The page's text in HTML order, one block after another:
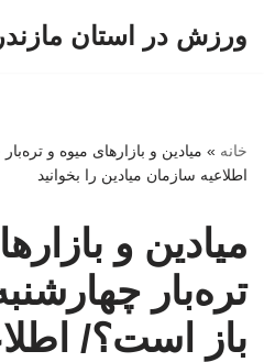
ورزش در استان
خانه »
اطلاعیه سازمان میادین را بخوانید
میادین و
باز است؟/